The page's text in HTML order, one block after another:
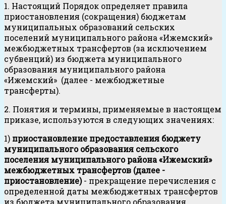
1. Настоящий Порядок определяет правила
приостановления (сокращения) бюджетам
муниципальных образований сельских
поселений муниципального района «Ижемский»
межбюджетных трансфертов (за исключением
субвенций) из бюджета муниципального
образования муниципального района
«Ижемский» (далее - межбюджетные
трансферты).
2. Понятия и термины, применяемые в настоящем
приказе, используются в следующих значениях:
1) приостановление предоставления бюджету
муниципального образования сельского
поселения муниципального района «Ижемский»
межбюджетных трансфертов (далее -
приостановление)- прекращение перечисления с
определенной даты межбюджетных трансфертов
из бюджета муниципального образования